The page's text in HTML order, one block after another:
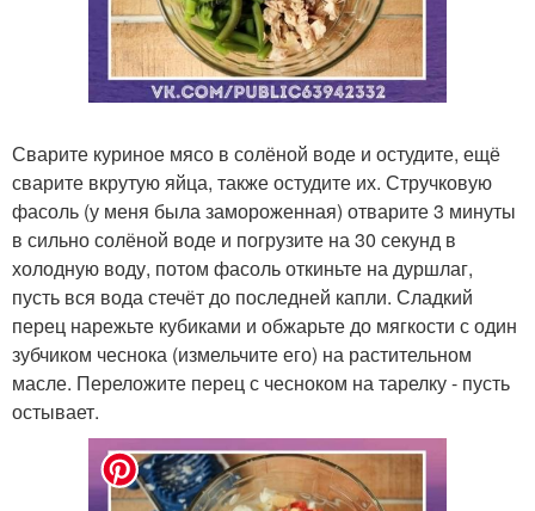
Сварите куриное мясо в солёной воде и остудите, ещё
сварите вкрутую яйца, также остудите их. Стручковую
фасоль (у меня была замороженная) отварите 3 минуты
в сильно солёной воде и погрузите на 30 секунд в
холодную воду, потом фасоль откиньте на дуршлаг,
пусть вся вода стечёт до последней капли. Сладкий
перец нарежьте кубиками и обжарьте до мягкости с один
зубчиком чеснока (измельчите его) на растительном
масле. Переложите перец с чесноком на тарелку - пусть
остывает.